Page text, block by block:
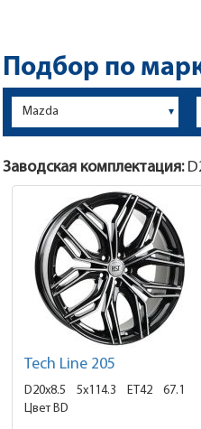
Подбор по
Заводская комплектация:
Tech Line 205
D20x8.5 5x114.3 ET42
67.1
Цвет BD